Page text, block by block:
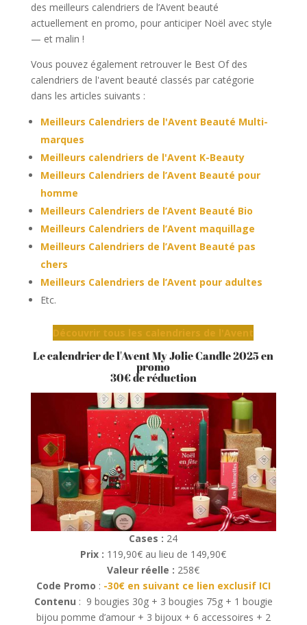
des meilleurs calendriers de l’Avent beauté
actuellement en promo, pour anticiper Noël avec style
— et malin !
Vous pouvez également retrouver le Best Of des
calendriers de l'avent beauté classés par catégorie
dans les articles suivants :
Meilleurs Calendriers de l'Avent Beauté Multi-
marques
Meilleurs calendriers de l'Avent K-Beauty
Meilleurs Calendriers de l’Avent Beauté pour
homme
Meilleurs Calendriers de l’Avent Beauté Bio
Meilleurs Calendriers de l’Avent maquillage
Meilleurs Calendriers de l’Avent Beauté pas
chers
Meilleurs Calendriers de l’Avent pour adultes
Etc.
Découvrir tous les calendriers de l'Avent
Le calendrier de l'Avent My Jolie Candle 2025 en
promo
30€ de réduction
Cases : 24
Prix : 119,90€ au lieu de 149,90€
Valeur réelle : 258€
Code Promo : -30€ en suivant ce lien exclusif ICI
Contenu : 9 bougies 30g + 3 bougies 75g + 1 bougie
bijou pomme d’amour + 3 bijoux + 6 accessoires + 2